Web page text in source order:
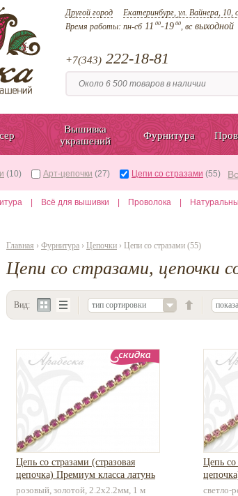
Другой город Екатеринбург, ул. Вайнера,
Время работы: пн-сб11 00-19 00, всвыходной
+7(343) 222-18-81
Вышивка
украшений
Фурнитура
(10) Арт-цепочки (27) Цепи со стразами (55)
Всё для вышивки Проволока
Главная › Фурнитура › Цепочки › Цепи со стразами (55)
Цепи со стразами, цепочки
Вид: тип сортировки
Цепь со стразами (стразовая
цепочка) Премиум класса латунь
розовый, золотой, 2.2х2.2мм, 1 м
Цепь со
светло-